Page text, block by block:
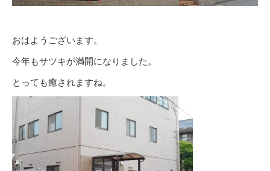
おはようございます。
今年もサツキが満開になりました。
とっても癒されますね。